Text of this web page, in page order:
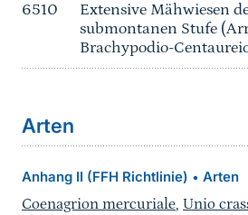
6510
Extensive Mähwiesen
submontanen Stufe
Brachypodio-
Arten
Anhang II (FFH Richtlinie) • Arten
Coenagrion mercuriale, Unio